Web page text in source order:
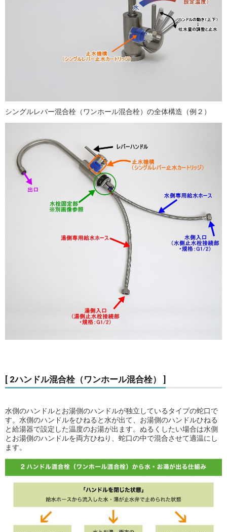
シングルレバー混合栓（ワンホール混合栓）の全体構造（例２）
[ 2ハンドル混合栓（ワンホール混合栓） ]
水側のハンドルとお湯側のハンドルが独立しているタイプの蛇口で
す。水側のハンドルをひねると水が出て、お湯側のハンドルひねる
と給湯器で設定した温度のお湯が出ます。ぬるくしたい場合は水側
とお湯側のハンドルを両方ひねり、蛇口の中で混合させて適温にし
ます。